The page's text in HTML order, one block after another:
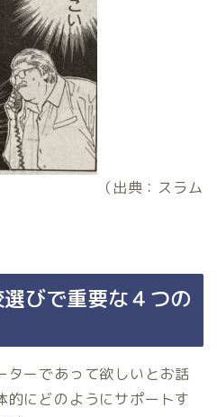
（出典：スラム
びで重要な４つの
ターであって欲しいとお話
的にどのようにサポートす